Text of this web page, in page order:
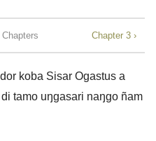
Chapter 3 ›
koba Sisar Ogastus a
tamo uŋgasari naŋgo ñam